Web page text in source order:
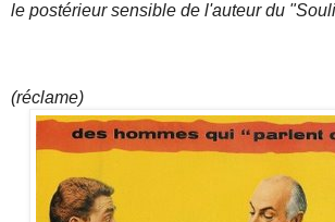
le postérieur sensible de l'auteur du
(réclame)